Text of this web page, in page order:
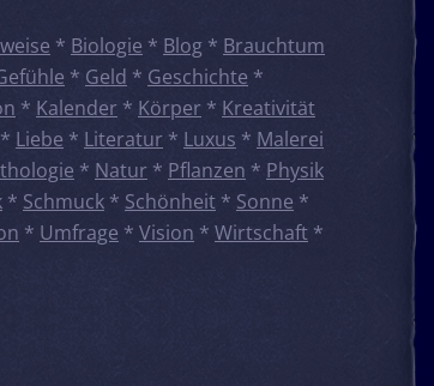
* Biologie * Blog * Brauchtum
* Geld * Geschichte *
* Kalender * Körper * Kreativität
* Liebe * Literatur * Luxus * Malerei
* Natur * Pflanzen * Physik
* Schmuck * Schönheit * Sonne *
* Umfrage * Vision * Wirtschaft *